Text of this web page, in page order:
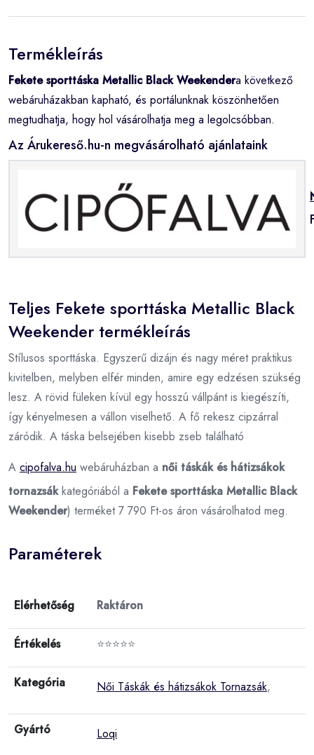
Termékleírás
Fekete sporttáska Metallic Black Weekendera következő
webáruházakban kapható, és portálunknak köszönhetően
megtudhatja, hogy hol vásárolhatja meg a legolcsóbban.
Az Árukereső.hu-n megvásárolható ajánlataink
Teljes Fekete sporttáska Metallic Black
Weekender termékleírás
Stílusos sporttáska. Egyszerű dizájn és nagy méret praktikus
kivitelben, melyben elfér minden, amire egy edzésen szükség
lesz. A rövid füleken kívül egy hosszú vállpánt is kiegészíti,
így kényelmesen a vállon viselhető. A fő rekesz cipzárral
záródik. A táska belsejében kisebb zseb található
A cipofalva.hu webáruházban a női táskák és hátizsákok
tornazsákkategóriából a Fekete sporttáska Metallic Black
Weekender) terméket 7 790 Ft-os áron vásárolhatod meg.
Paraméterek
Elérhetőség Raktáron
Értékelés ⭐⭐⭐⭐⭐
Kategória Női Táskák és hátizsákok Tornazsák,
Gyártó Loqi